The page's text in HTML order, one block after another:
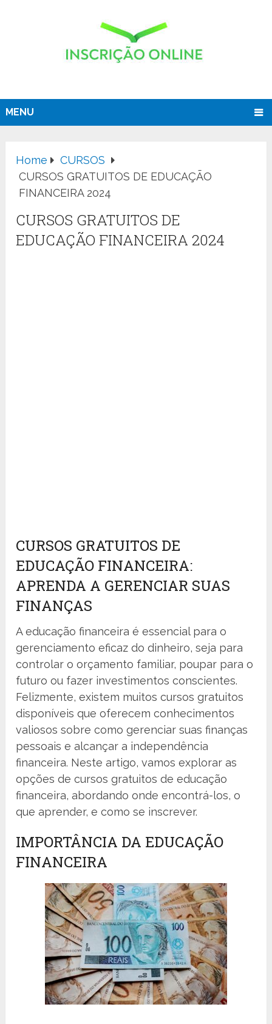
MENU
Home
CURSOS
CURSOS GRATUITOS DE EDUCAÇÃO
FINANCEIRA 2024
CURSOS GRATUITOS DE
EDUCAÇÃO FINANCEIRA 2024
CURSOS GRATUITOS DE
EDUCAÇÃO FINANCEIRA:
APRENDA A GERENCIAR SUAS
FINANÇAS
A educação financeira é essencial para o
gerenciamento eficaz do dinheiro, seja para
controlar o orçamento familiar, poupar para o
futuro ou fazer investimentos conscientes.
Felizmente, existem muitos cursos gratuitos
disponíveis que oferecem conhecimentos
valiosos sobre como gerenciar suas finanças
pessoais e alcançar a independência
financeira. Neste artigo, vamos explorar as
opções de cursos gratuitos de educação
financeira, abordando onde encontrá-los, o
que aprender, e como se inscrever.
IMPORTÂNCIA DA EDUCAÇÃO
FINANCEIRA